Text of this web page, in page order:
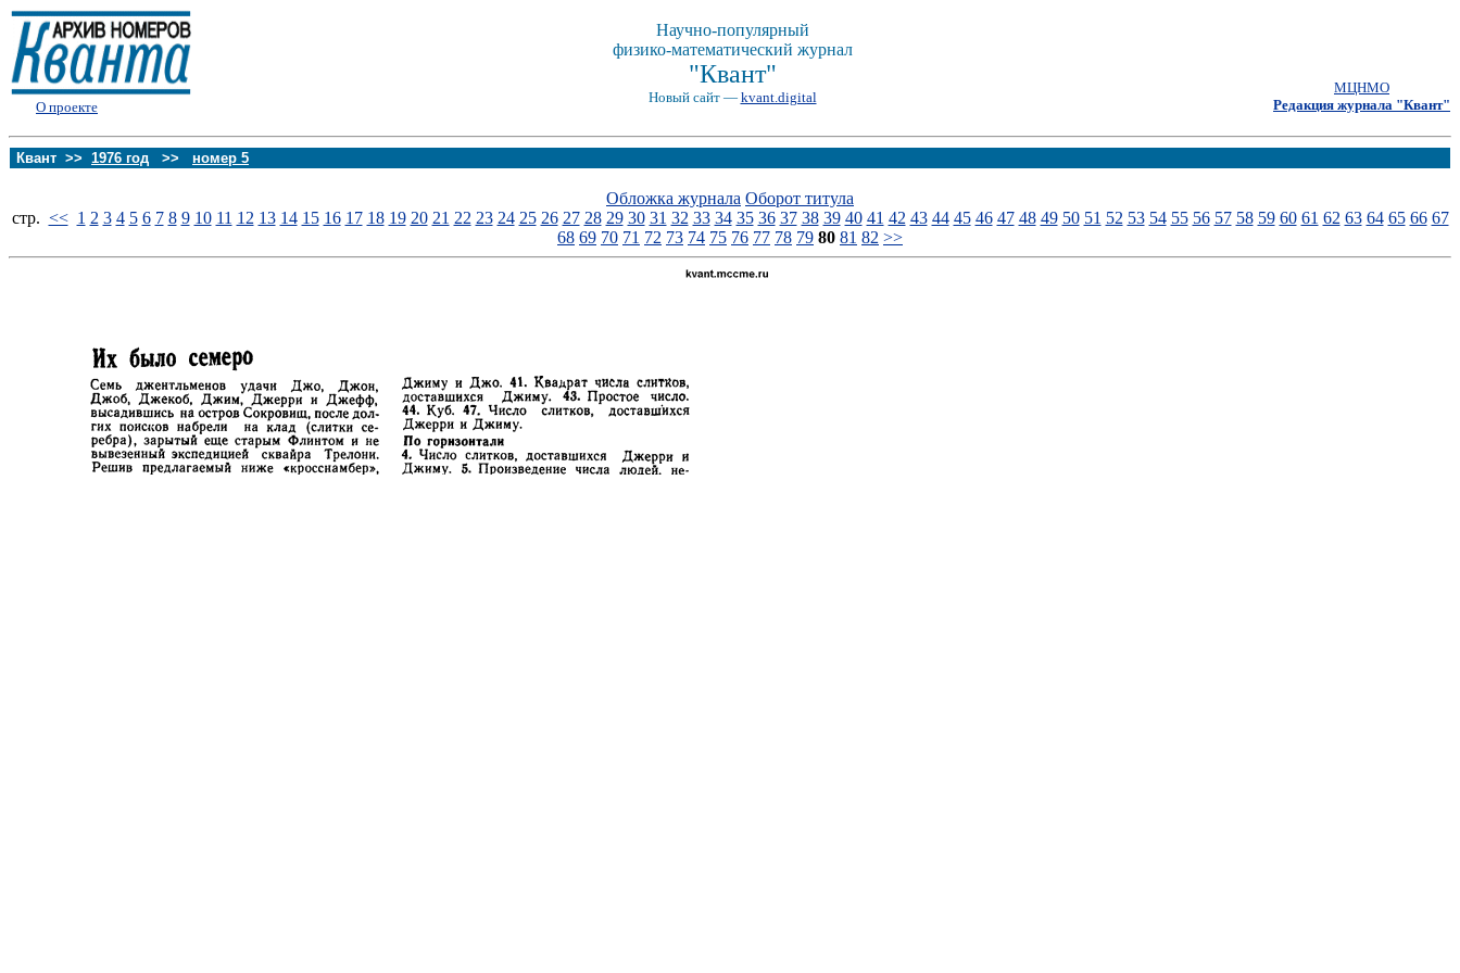
О проекте
Научно-популярный
физико-математический журнал
"Квант"
Новый сайт — kvant.digital
МЦНМО
Редакция журнала "Квант"
Квант >> 1976 год >> номер 5
Обложка журнала Оборот титула
стp. << 1 2 3 4 5 6 7 8 9 10 11 12 13 14 15 16 17 18 19 20 21 22 23 24 25 26 27 28 29 30 31 32 33 34 35 36 37 38 39 40 41 42 43 44 45 46 47 48 49 50 51 52 53 54 55 56 57 58 59 60 61 62 63 64 65 66 67
68 69 70 71 72 73 74 75 76 77 78 79 80 81 82 >>